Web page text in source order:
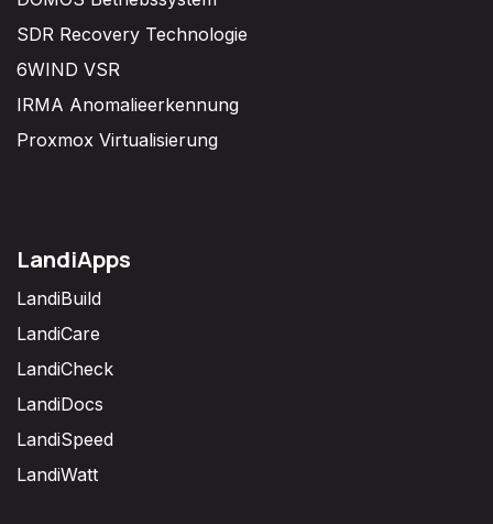
SDR Recovery Technologie
6WIND VSR
IRMA Anomalieerkennung
Proxmox Virtualisierung
LandiApps
LandiBuild
LandiCare
LandiCheck
LandiDocs
LandiSpeed
LandiWatt